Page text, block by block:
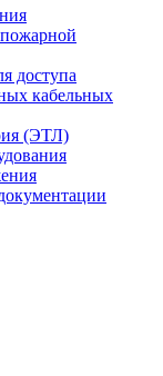
доступа
кабельных
(ЭТЛ)